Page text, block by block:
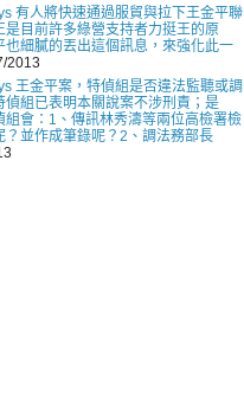
有人將快速通過服貿與拉下王金平聯
是目前許多綠營支持者力挺王的原
也細膩的丟出這個訊息，來強化此一
2013
王金平案，特偵組是否違法監聽或調
偵組已表明本關說案不涉刑責；是
組會：1、傳訊林秀濤等兩位高檢署檢
？並作成筆錄呢？2、調法務部長